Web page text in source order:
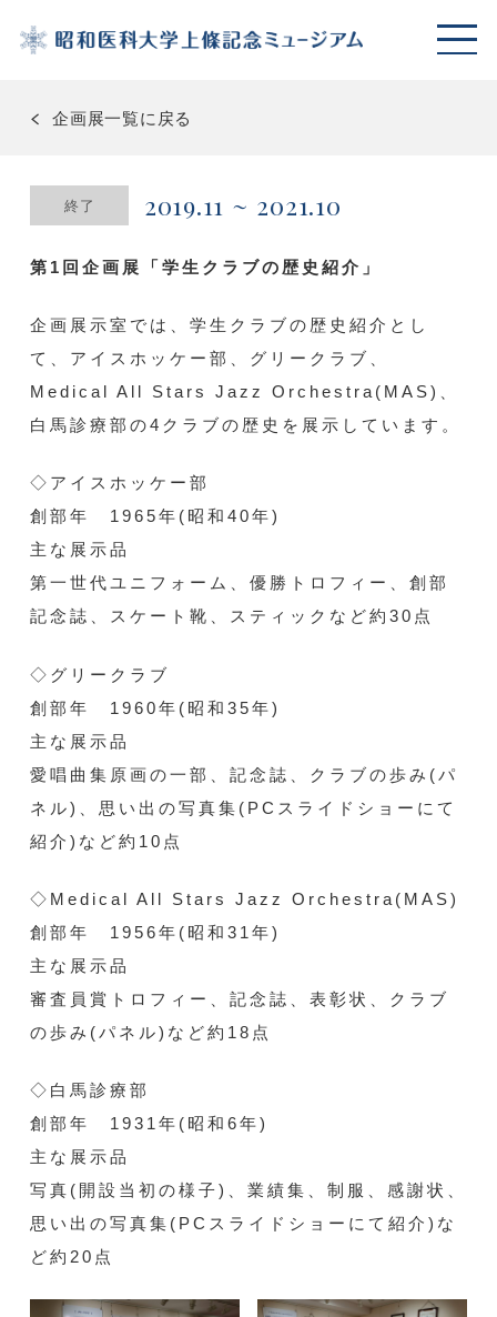
企画展一覧に戻る
2019.11 ~ 2021.10
第1回企画展「学生クラブの歴史紹介」
企画展示室では、学生クラブの歴史紹介とし
て、アイスホッケー部、グリークラブ、
Medical All Stars Jazz Orchestra(MAS)、
白馬診療部の4クラブの歴史を展示しています。
◇アイスホッケー部
創部年 1965年(昭和40年)
主な展示品
第一世代ユニフォーム、優勝トロフィー、創部
記念誌、スケート靴、スティックなど約30点
◇グリークラブ
創部年 1960年(昭和35年)
主な展示品
愛唱曲集原画の一部、記念誌、クラブの歩み(パ
ネル)、思い出の写真集(PCスライドショーにて
紹介)など約10点
◇Medical All Stars Jazz Orchestra(MAS)
創部年 1956年(昭和31年)
主な展示品
審査員賞トロフィー、記念誌、表彰状、クラブ
の歩み(パネル)など約18点
◇白馬診療部
創部年 1931年(昭和6年)
主な展示品
写真(開設当初の様子)、業績集、制服、感謝状、
思い出の写真集(PCスライドショーにて紹介)な
ど約20点